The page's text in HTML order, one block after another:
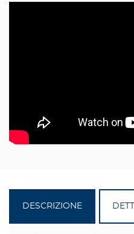
DESCRIZIONE